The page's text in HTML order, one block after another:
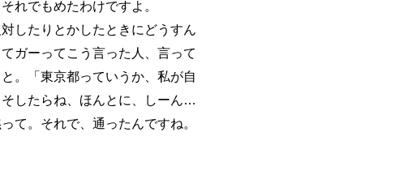
れでもめたわけですよ。
したりとかしたときにどうすん
ガーってこう言った人、言って
。「東京都っていうか、私が自
したらね、ほんとに、しーん…
て。それで、通ったんですね。